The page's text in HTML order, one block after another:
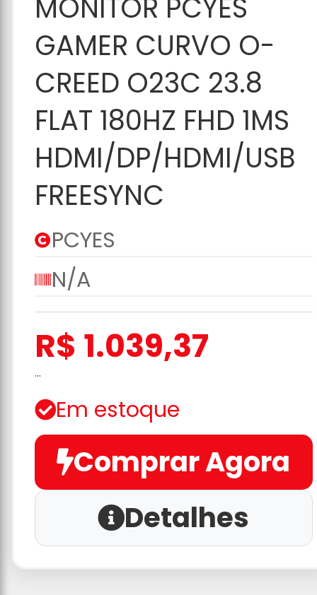
Carrinho
MONITOR PCYES
GAMER CURVO O-
CREED O23C 23.8
FLAT 180HZ FHD 1MS
HDMI/DP/HDMI/USB
FREESYNC
PCYES
N/A
R$ 1.039,37
...
Em estoque
Comprar Agora
Detalhes